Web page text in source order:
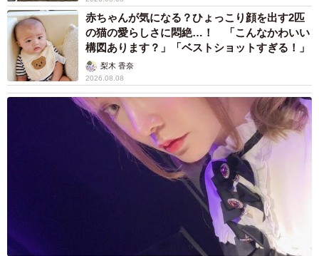
赤ちゃんが気になる？ひょっこり顔を出す2匹
の猫の愛らしさに悶絶…！ 「こんなかわいい
構図あります？」「ベストショットすぎる！」
梨木 香奈
2026.08.08